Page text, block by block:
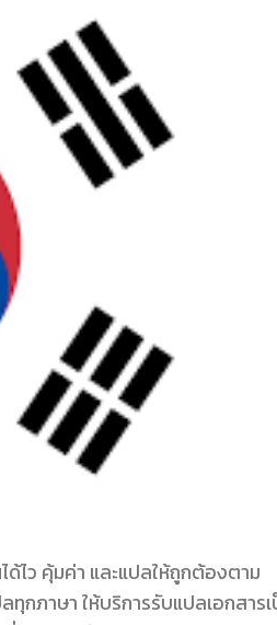
ด้ไว คุ้มค่า และแปลให้ถูกต้องตาม
กภาษา ให้บริการรับแปลเอกสาร